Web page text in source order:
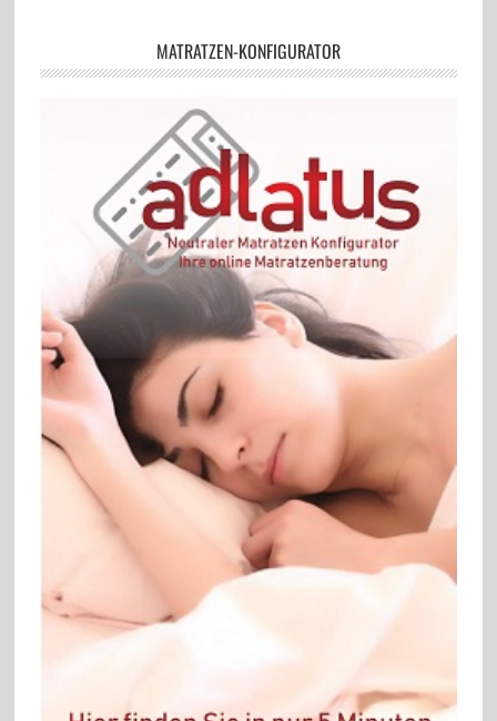
MATRATZEN-KONFIGURATOR